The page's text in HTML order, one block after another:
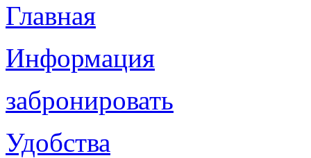
Главная
Информация
забронировать
Удобства